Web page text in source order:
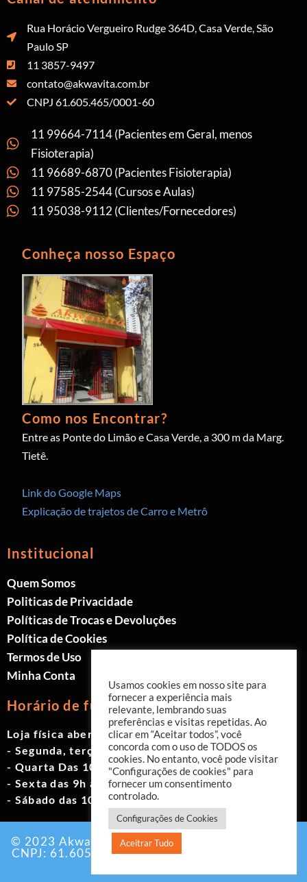
Rua Horácio Vergueiro Rudge 364D, Casa Verde, São
Paulo SP
11 3857-9497
contato@akwavita.com.br
CNPJ 61.605.465/0001-60
11 99664-7114 (Pacientes em Geral, menos
Fisioterapia)
11 96689-6870 (Pacientes Fisioterapia)
11 97585-2544 (Cursos e Aulas)
11 95038-9112 (Clientes/Fornecedores)
Conheça nosso Espaço
Como nos Encontrar?
Entre as Ponte do Limão e Casa Verde, a 300 m da Marg.
Tietê.
Link do Google Maps
Explicação de trajetos de Carro e Metrô
Institucional
Quem Somos
Politicas de Privacidade
Políticas de Trocas e Devoluções
Política de Cookies
Termos de Uso
Minha Conta
Horário de funcionamento
Loja física aberta de Segunda à Sábado.
- Segunda, terça e quinta das 9h às 19h
- Quarta Das 10h às 18h
- Sexta das 9h às 18h
- Sábado das 10h às 17h
© 2023 Akwavita - Todos os direitos reservados.
CNPJ: 61.605.465/0001-60 Criado por:
Usamos cookies em nosso site para
fornecer a experiência mais
relevante, lembrando suas
preferências e visitas repetidas. Ao
clicar em “Aceitar todos”, você
concorda com o uso de TODOS os
cookies. No entanto, você pode visitar
"Configurações de cookies" para
fornecer um consentimento
controlado.
Configurações de Cookies
Aceitrar Tudo